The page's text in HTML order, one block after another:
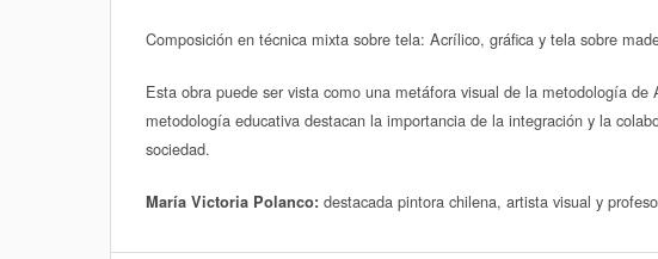
Composición en técnica mixta sobre tela: Acrílico, gráfica y tela sobre
Esta obra puede ser vista como una metáfora visual de la metodología
metodología educativa destacan la importancia de la integración y la
sociedad.
María Victoria Polanco: destacada pintora chilena, artista visual y